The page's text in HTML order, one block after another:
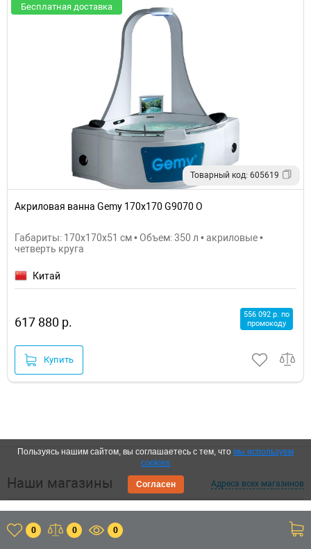
Бесплатная доставка
Товарный код: 605619
Акриловая ванна Gemy 170x170 G9070 O
Габариты: 170x170x51 см • Объем: 350 л • акриловые •
четверть круга
Китай
617 880 р.
556 092 р. по
промокоду
Купить
Наши магазины Адреса всех магазинов
Шоурум г. Мытищи 1500м²
М.о., г. Мытищи, Ярославское шоссе, 115
0 0 0
Пользуясь нашим сайтом, вы соглашаетесь с тем, что мы используем
cookies
Согласен